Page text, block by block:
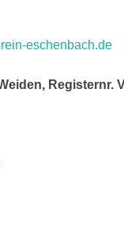
eschenbach.de
Registernr.